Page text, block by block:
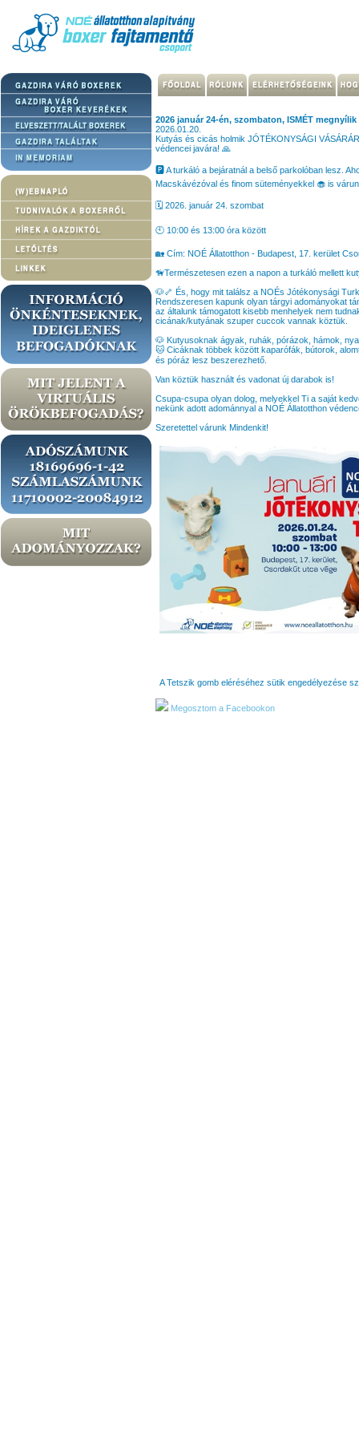
2026 január 24-én, szombaton, ISMÉT
2026.01.20.
Kutyás és cicás holmik JÓTÉKONYSÁGI
védencei javára! 🙏
🅿️ A turkáló a bejáratnál a belső parkolóban lesz.
Macskávézóval és finom süteményekkel 🧁 is
🗓️ 2026. január 24. szombat
🕙 10:00 és 13:00 óra között
🏡 Cím: NOÉ Állatotthon - Budapest, 17. kerület
🦮Természetesen ezen a napon a turkáló mellett
🐶🦴 És, hogy mit találsz a NOÉs Jótékonysági
Rendszeresen kapunk olyan tárgyi adományokat
az általunk támogatott kisebb menhelyek nem
cicának/kutyának szuper cuccok vannak köztük.
🐶 Kutyusoknak ágyak, ruhák, pórázok, hámok,
🐱 Cicáknak többek között kaparófák, bútorok,
és póráz lesz beszerezhető.
Van köztük használt és vadonat új darabok is!
Csupa-csupa olyan dolog, melyekkel Ti a saját
nekünk adott adománnyal a NOÉ Állatotthon
Szeretettel várunk Mindenkit!
A Tetszik gomb eléréséhez sütik engedélyezése
Megosztom a Facebookon